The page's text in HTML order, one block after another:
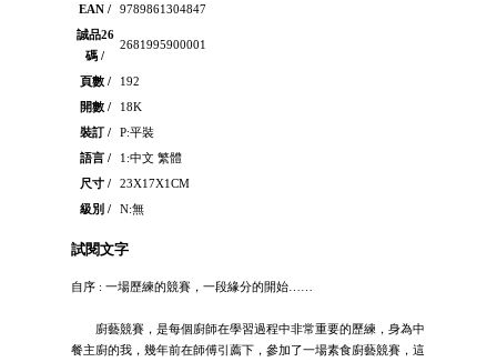
EAN /
9789861304847
誠品26
碼 /
2681995900001
頁數 /
192
開數 /
18K
裝訂 /
P:平裝
語言 /
1:中文 繁體
尺寸 /
23X17X1CM
級別 /
N:無
試閱文字
自序 : 一場歷練的競賽，一段緣分的開始……
廚藝競賽，是每個廚師在學習過程中非常重要的歷練，身為中
餐主廚的我，幾年前在師傅引薦下，參加了一場素食廚藝競賽，這